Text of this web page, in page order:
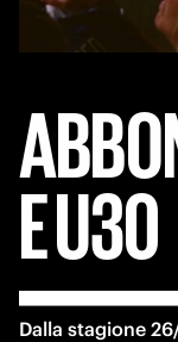
EU30
Dalla stagione